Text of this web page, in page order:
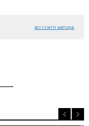
всі статті автора